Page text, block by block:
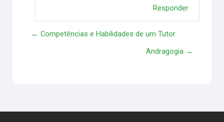
Responder
← Competências e Habilidades de um Tutor
Andragogia →